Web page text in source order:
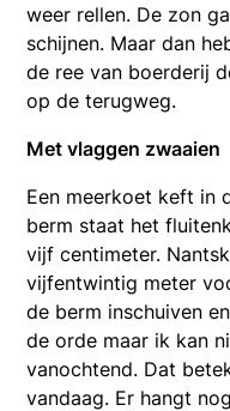
weer rellen. De zon
schijnen. Maar dan
de ree van boerderij
op de terugweg.
Met vlaggen zwaaien
Een meerkoet keft in
berm staat het
vijf centimeter.
vijfentwintig meter
de berm inschuiven
de orde maar ik kan
vanochtend. Dat
vandaag. Er hangt